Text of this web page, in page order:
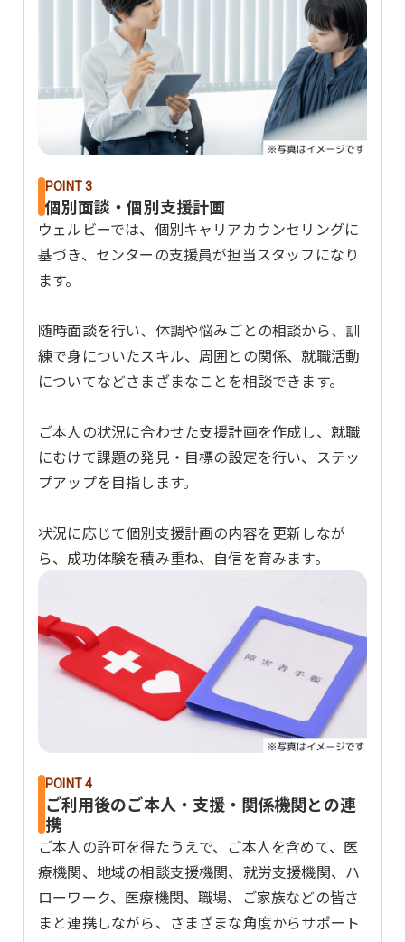
POINT 3
個別面談・個別支援計画
ウェルビーでは、個別キャリアカウンセリングに
基づき、センターの支援員が担当スタッフになり
ます。
随時面談を行い、体調や悩みごとの相談から、訓
練で身についたスキル、周囲との関係、就職活動
についてなどさまざまなことを相談できます。
ご本人の状況に合わせた支援計画を作成し、就職
にむけて課題の発見・目標の設定を行い、ステッ
プアップを目指します。
状況に応じて個別支援計画の内容を更新しなが
ら、成功体験を積み重ね、自信を育みます。
POINT 4
ご利用後のご本人・支援・関係機関との連
携
ご本人の許可を得たうえで、ご本人を含めて、医
療機関、地域の相談支援機関、就労支援機関、ハ
ローワーク、医療機関、職場、ご家族などの皆さ
まと連携しながら、さまざまな角度からサポート